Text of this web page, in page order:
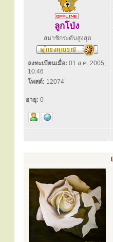
ลูกโป่ง
สมาชิกระดับสูงสุด
ลงทะเบียนเมื่อ: 01 ส.ค. 2005,
10:46
โพสต์: 12074
อายุ: 0